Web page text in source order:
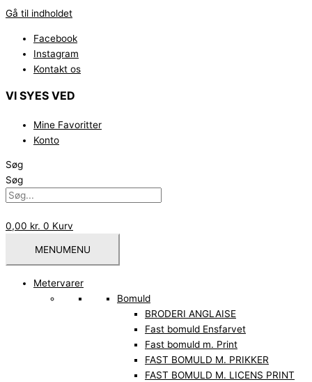
Gå til indholdet
Facebook
Instagram
Kontakt os
VI SYES VED
Mine Favoritter
Konto
Søg
Søg
0,00 kr. 0 Kurv
MENUMENU
Metervarer
Bomuld
BRODERI ANGLAISE
Fast bomuld Ensfarvet
Fast bomuld m. Print
FAST BOMULD M. PRIKKER
FAST BOMULD M. LICENS PRINT